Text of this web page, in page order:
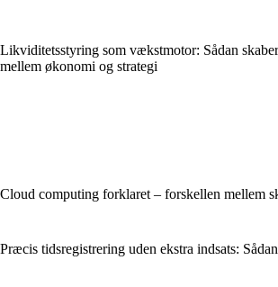
Likviditetsstyring som vækstmotor: Sådan
mellem økonomi og strategi
Cloud computing forklaret – forskellen mellem
Præcis tidsregistrering uden ekstra indsats: